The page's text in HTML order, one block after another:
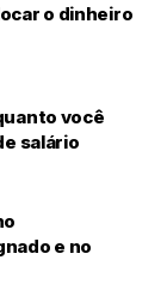
o dinheiro
você
salário
e no